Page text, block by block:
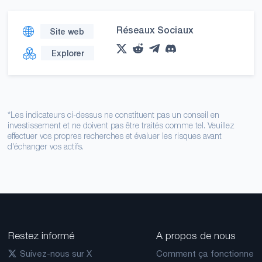
Site web
Explorer
Réseaux Sociaux
*Les indicateurs ci-dessus ne constituent pas un conseil en
investissement et ne doivent pas être traités comme tel. Veuillez
effectuer vos propres recherches et évaluer les risques avant
d'échanger vos actifs.
Restez informé
Suivez-nous sur X
A propos de nous
Comment ça fonctionne